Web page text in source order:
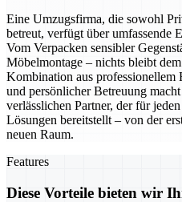
Eine Umzugsfirma, die sowohl
betreut, verfügt über umfassende
Vom Verpacken sensibler
Möbelmontage – nichts bleibt
Kombination aus
und persönlicher Betreuung
verlässlichen Partner, der für
Lösungen bereitstellt – von der
neuen Raum.
Features
Diese Vorteile bieten wir